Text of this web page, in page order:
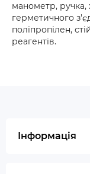
манометр, ручка,
герметичного
поліпропілен,
реагентів.
Інформація